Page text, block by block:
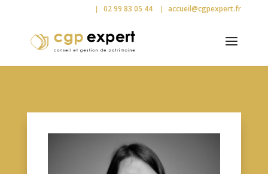
02 99 83 05 44 accueil@cgpexpert.fr